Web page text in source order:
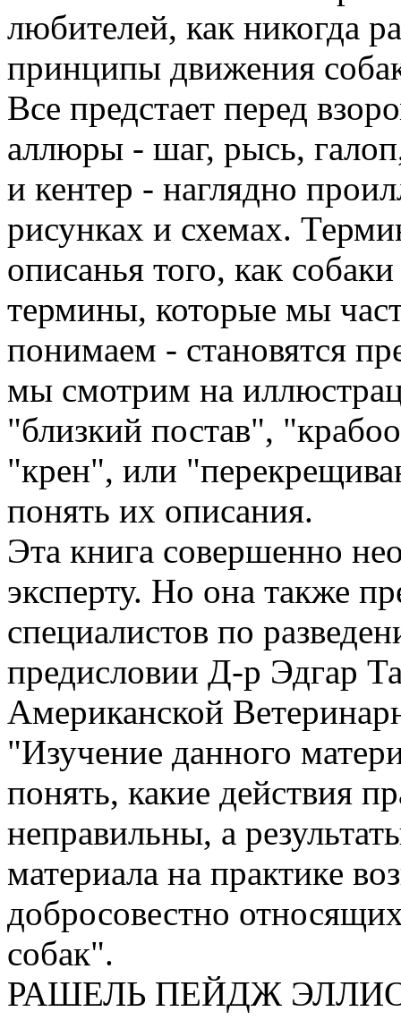
любителей, как никогда
принципы движения
Все предстает перед
аллюры - шаг, рысь,
и кентер - наглядно
рисунках и схемах.
описанья того, как
термины, которые мы
понимаем - становятся
мы смотрим на
"близкий постав",
"крен", или
понять их описания.
Эта книга совершенно
эксперту. Но она также
специалистов по
предисловии Д-р Эдгар
Американской
"Изучение данного
понять, какие действия
неправильны, а
материала на практике
добросовестно
собак".
РАШЕЛЬ ПЕЙДЖ